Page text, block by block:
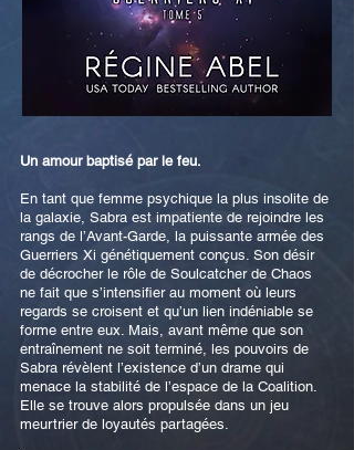
Un amour baptisé par le feu.
En tant que femme psychique la plus insolite de
la galaxie, Sabra est impatiente de rejoindre les
rangs de l’Avant-Garde, la puissante armée des
Guerriers Xi génétiquement conçus. Son désir
de décrocher le rôle de Soulcatcher de Chaos
ne fait que s’intensifier au moment où leurs
regards se croisent et qu’un lien indéniable se
forme entre eux. Mais, avant même que son
entraînement ne soit terminé, les pouvoirs de
Sabra révèlent l’existence d’un drame qui
menace la stabilité de l’espace de la Coalition.
Elle se trouve alors propulsée dans un jeu
meurtrier de loyautés partagées.